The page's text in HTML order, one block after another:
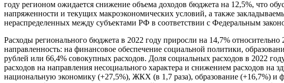
году регионом ожидается снижение объема доходов бюджета на 12,5%, что
напряженности и текущих макроэкономических условий, а также
нераспределенных между субъектами РФ в соответствии с Федеральным
Расходы регионального бюджета в 2022 году приросли на 14,7%
направленность: на финансовое обеспечение социальной политики,
рублей или 66,4% совокупных расходов. Доля социальных расходов в 2022
расходов на направления несоциального характера и снижением расходов
национальную экономику (+27,5%), ЖКХ (в 1,7 раза), образование (+16,7%) и